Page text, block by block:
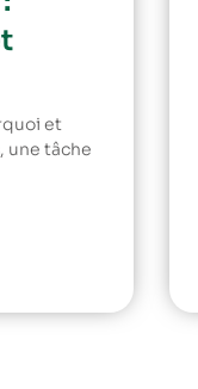
et
une tâche